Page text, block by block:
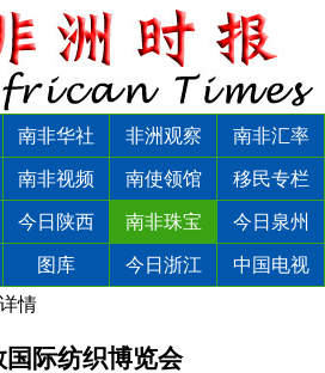
南非华社 非洲观察 南非汇率
南非视频 南使领馆 移民专栏
今日陕西 南非珠宝 今日泉州
图库 今日浙江
中国电视
情
际纺织博览会